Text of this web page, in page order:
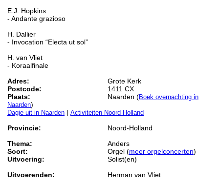
E.J. Hopkins
- Andante grazioso
H. Dallier
- Invocation “Electa ut sol”
H. van Vliet
- Koraalfinale
Adres:
Grote Kerk
Postcode:
1411 CX
Plaats:
Naarden (Boek overnachting in
Naarden)
Dagje uit in Naarden | Activiteiten Noord-Holland
Provincie:
Noord-Holland
Thema:
Anders
Soort:
Orgel (meer orgelconcerten)
Uitvoering:
Solist(en)
Uitvoerenden:
Herman van Vliet